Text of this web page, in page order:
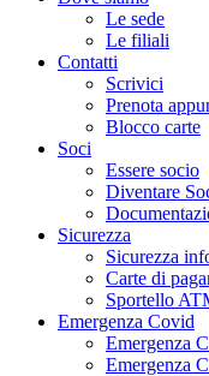
Le sede
Le filiali
Contatti
Scrivici
Prenota
Blocco carte
Soci
Essere socio
Diventare
Sicurezza
Sicurezza
Carte di
Sportello
Emergenza Covid
Emergenza
Emergenza